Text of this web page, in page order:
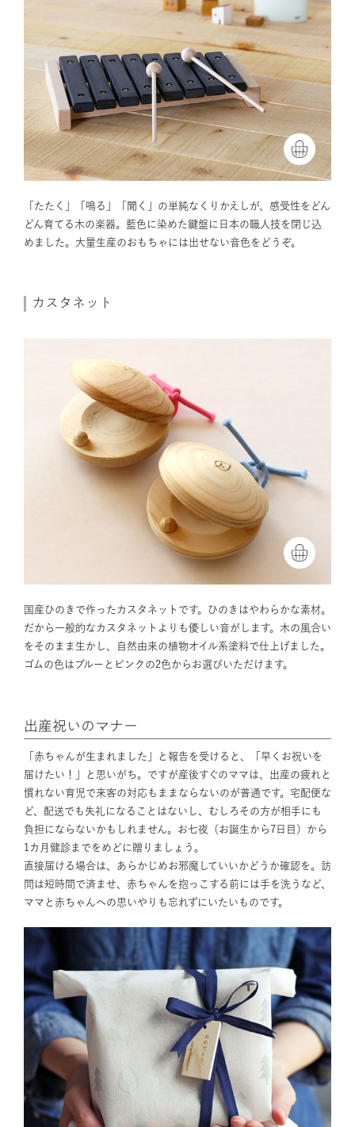
「たたく」「鳴る」「聞く」の単純なくりかえしが、感受性をどん
どん育てる木の楽器。藍色に染めた鍵盤に日本の職人技を閉じ込
めました。大量生産のおもちゃには出せない音色をどうぞ。
カスタネット
国産ひのきで作ったカスタネットです。ひのきはやわらかな素材。
だから一般的なカスタネットよりも優しい音がします。木の風合い
をそのまま生かし、自然由来の植物オイル系塗料で仕上げました。
ゴムの色はブルーとピンクの2色からお選びいただけます。
出産祝いのマナー
「赤ちゃんが生まれました」と報告を受けると、「早くお祝いを
届けたい！」と思いがち。ですが産後すぐのママは、出産の疲れと
慣れない育児で来客の対応もままならないのが普通です。宅配便な
ど、配送でも失礼になることはないし、むしろその方が相手にも
負担にならないかもしれません。お七夜（お誕生から7日目）から
1カ月健診までをめどに贈りましょう。
直接届ける場合は、あらかじめお邪魔していいかどうか確認を。訪
問は短時間で済ませ、赤ちゃんを抱っこする前には手を洗うなど、
ママと赤ちゃんへの思いやりも忘れずにいたいものです。